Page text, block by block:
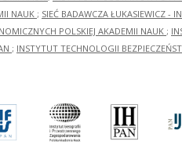
NAUK ; SIEĆ BADAWCZA ŁUKASIEWICZ -
POLSKIEJ AKADEMII NAUK ;
; INSTYTUT TECHNOLOGII